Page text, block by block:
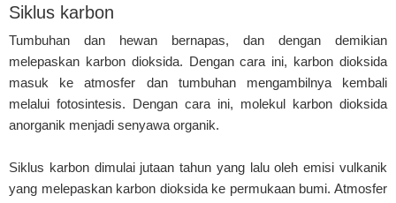
Siklus karbon
Tumbuhan dan hewan bernapas, dan dengan demikian
melepaskan karbon dioksida. Dengan cara ini, karbon dioksida
masuk ke atmosfer dan tumbuhan mengambilnya kembali
melalui fotosintesis. Dengan cara ini, molekul karbon dioksida
anorganik menjadi senyawa organik.
Siklus karbon dimulai jutaan tahun yang lalu oleh emisi vulkanik
yang melepaskan karbon dioksida ke permukaan bumi. Atmosfer